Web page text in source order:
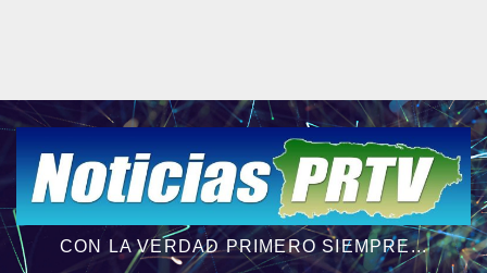
CON LA VERDAD PRIMERO SIEMPRE...